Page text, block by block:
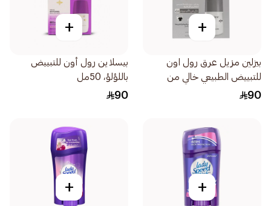
+
بيزلين مزيل عرق رول اون
للتبييض الطبيعي خالي من
الالومنيوم العطور سيلفر باور
90
+
بيسلاين رول أون للتبييض
باللؤلؤ، 50مل
90
+
+